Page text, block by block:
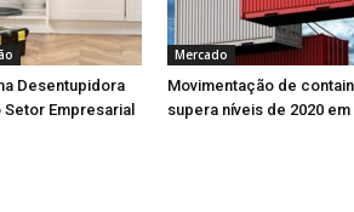
Desentupidora
Empresarial
Mercado
Movimentação de
supera níveis de 2020 em